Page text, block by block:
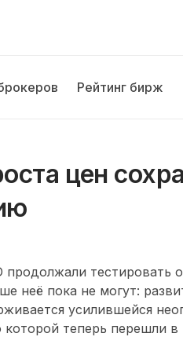
Рейтинг бирж
цен
тестировать
неё пока не могут:
усилившейся
теперь перешли